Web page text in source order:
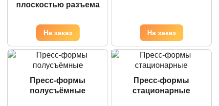
плоскостью разъема
Пресс-формы
полусъёмные
Пресс-формы
стационарные